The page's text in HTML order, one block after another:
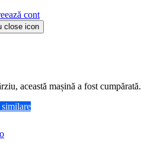
cont
această mașină a fost cumpărată.